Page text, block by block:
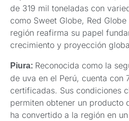
de 319 mil toneladas con
como Sweet Globe, Red
región reafirma su papel
crecimiento y proyección
Piura: Reconocida como la
de uva en el Perú, cuenta con
certificadas. Sus condiciones
permiten obtener un producto
ha convertido a la región en